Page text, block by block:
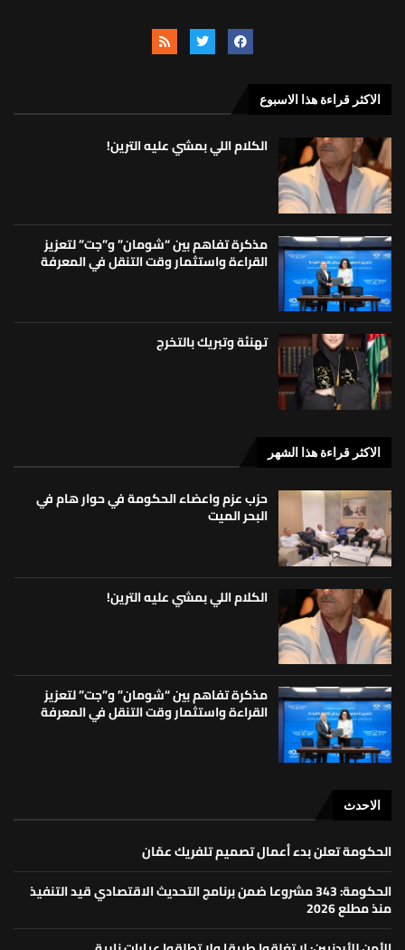
الاكثر قراءة هذا الاسبوع
الكلام اللي بمشي عليه الترين!
مذكرة تفاهم بين “شومان” و”جت” لتعزيز
القراءة واستثمار وقت التنقل في المعرفة
تهنئة وتبريك بالتخرج
الاكثر قراءة هذا الشهر
حزب عزم واعضاء الحكومة في حوار هام في
البحر الميت
الكلام اللي بمشي عليه الترين!
مذكرة تفاهم بين “شومان” و”جت” لتعزيز
القراءة واستثمار وقت التنقل في المعرفة
الاحدث
الحكومة تعلن بدء أعمال تصميم تلفريك عمّان
الحكومة: 343 مشروعا ضمن برنامج التحديث الاقتصادي قيد التنفيذ
منذ مطلع 2026